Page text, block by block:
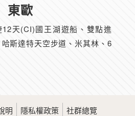
東歐
天(CI)國王湖遊船、雙點進
斯達特天空步道、米其林、6
明 隱私權政策 社群總覽